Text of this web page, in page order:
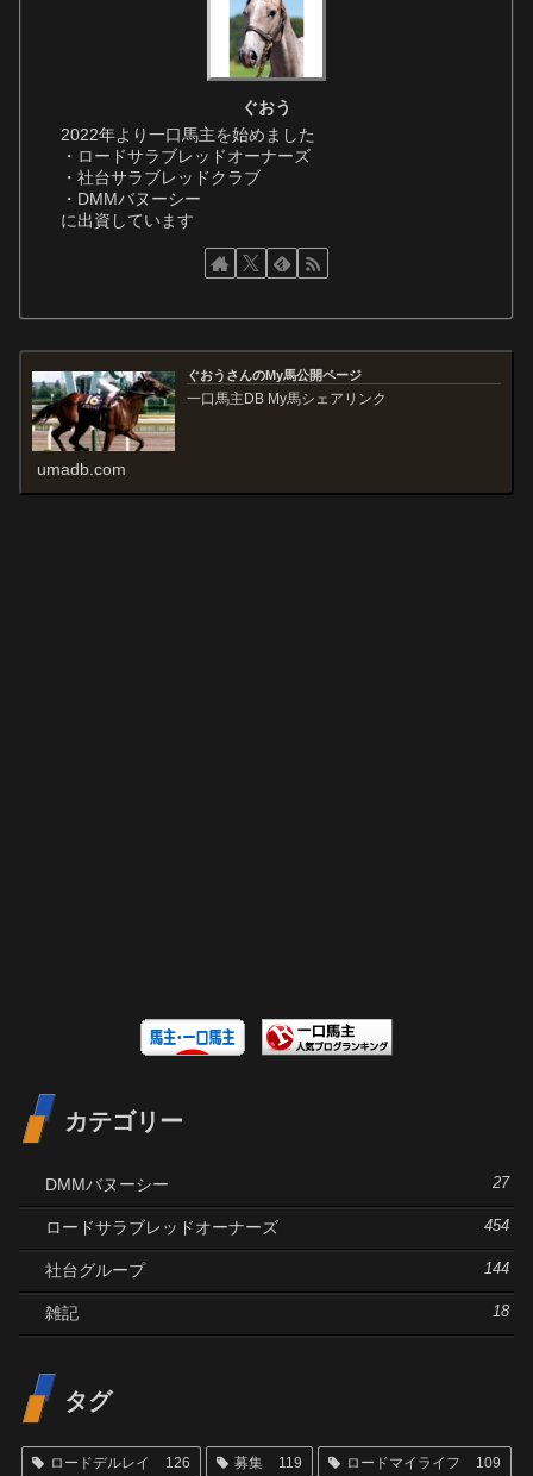
ぐおう
2022年より一口馬主を始めました
・ロードサラブレッドオーナーズ
・社台サラブレッドクラブ
・DMMバヌーシー
に出資しています
ぐおうさんのMy馬公開ページ
一口馬主DB My馬シェアリンク
umadb.com
カテゴリー
DMMバヌーシー 27
ロードサラブレッドオーナーズ 454
社台グループ 144
雑記 18
タグ
ロードデルレイ 126 募集 119 ロードマイライフ 109